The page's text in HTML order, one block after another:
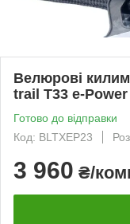
Велюрові
trail T33 e-
Готово до відправки
Код: BLTXEP23
3 960 ₴/